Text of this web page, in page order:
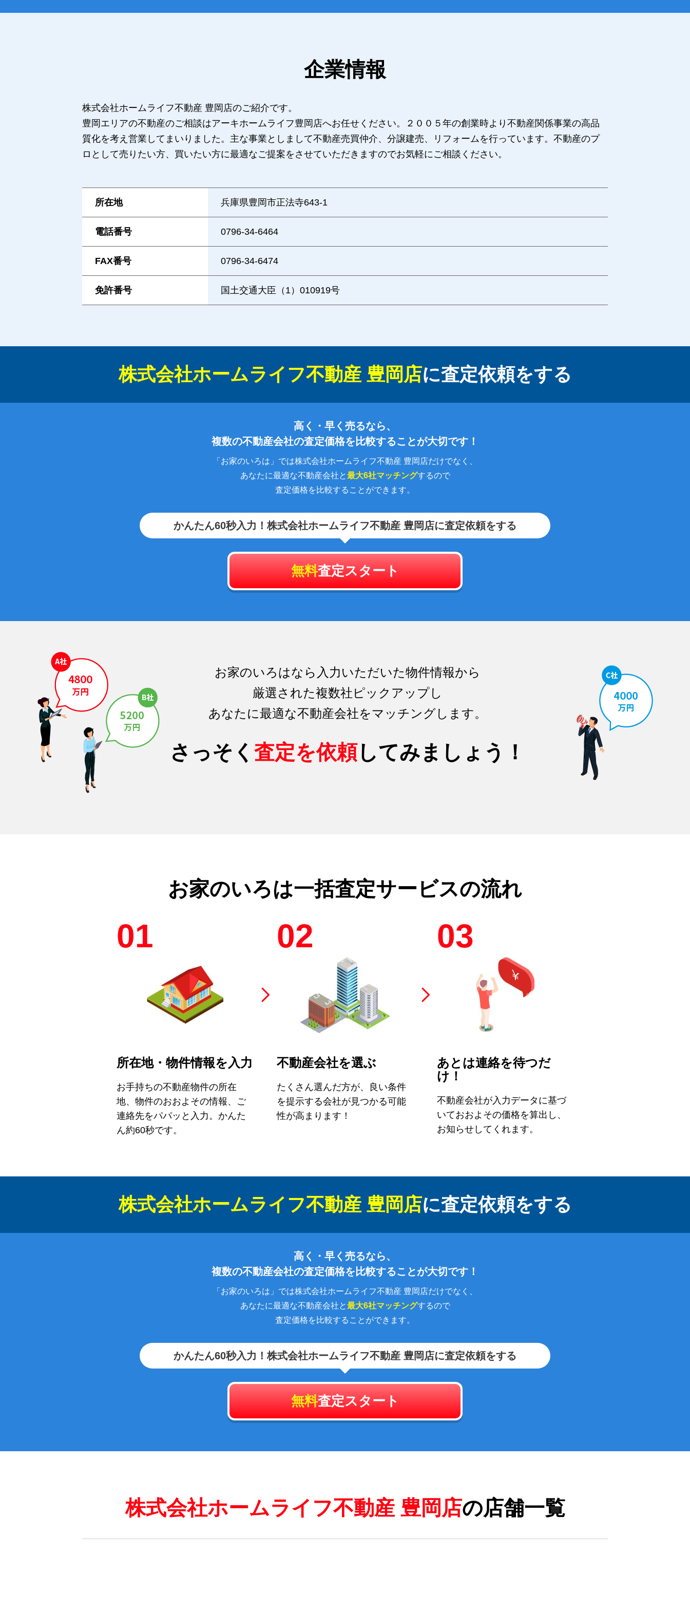
企業情報
株式会社ホームライフ不動産 豊岡店のご紹介です。
豊岡エリアの不動産のご相談はアーキホームライフ豊岡店へお任せください。２００５年の創業時より不動産関係事業の高品
質化を考え営業してまいりました。主な事業としまして不動産売買仲介、分譲建売、リフォームを行っています。不動産のプ
ロとして売りたい方、買いたい方に最適なご提案をさせていただきますのでお気軽にご相談ください。
所在地 兵庫県豊岡市正法寺643-1
電話番号 0796-34-6464
FAX番号 0796-34-6474
免許番号 国土交通大臣（1）010919号
株式会社ホームライフ不動産 豊岡店に査定依頼をする
高く・早く売るなら、
複数の不動産会社の査定価格を比較することが大切です！
「お家のいろは」では株式会社ホームライフ不動産 豊岡店だけでなく、
あなたに最適な不動産会社と最大6社マッチングするので
査定価格を比較することができます。
かんたん60秒入力！ 株式会社ホームライフ不動産 豊岡店に査定依頼をする
無料査定スタート
お家のいろはなら入力いただいた物件情報から
厳選された複数社ピックアップし
あなたに最適な不動産会社をマッチングします。
さっそく 査定を依頼してみましょう！
お家のいろは一括査定サービスの流れ
01
所在地・物件情報を入力
お手持ちの不動産物件の所在
地、物件のおおよその情報、ご
連絡先をパパッと入力。かんた
ん約60秒です。
02
不動産会社を選ぶ
たくさん選んだ方が、良い条件
を提示する会社が見つかる可能
性が高まります！
03
あとは連絡を待つだ
け！
不動産会社が入力データに基づ
いておおよその価格を算出し、
お知らせしてくれます。
株式会社ホームライフ不動産 豊岡店に査定依頼をする
高く・早く売るなら、
複数の不動産会社の査定価格を比較することが大切です！
「お家のいろは」では株式会社ホームライフ不動産 豊岡店だけでなく、
あなたに最適な不動産会社と最大6社マッチングするので
査定価格を比較することができます。
かんたん60秒入力！ 株式会社ホームライフ不動産 豊岡店に査定依頼をする
無料査定スタート
株式会社ホームライフ不動産 豊岡店の店舗一覧